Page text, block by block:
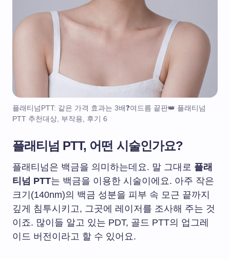
플래티넘PTT: 같은 가격 효과는 3배❓여드름 끝판👑 플래티넘
PTT 추천대상, 부작용, 후기 6
플래티넘 PTT, 어떤 시술인가요?
플래티넘은 백금을 의미하는데요. 말 그대로 플래
티넘 PTT는 백금을 이용한 시술이에요. 아주 작은
크기(140nm)의 백금 성분을 피부 속 모근 끝까지
깊게 침투시키고, 그곳에 레이저를 조사해 주는 것
이죠. 많이들 알고 있는 PDT, 골드 PTT의 업그레
이드 버전이라고 할 수 있어요.